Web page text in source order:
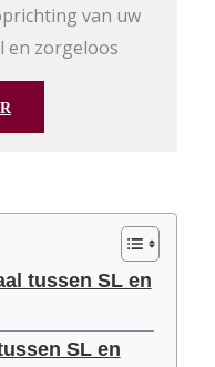
van uw
en zorgeloos
tussen SL en
SL en